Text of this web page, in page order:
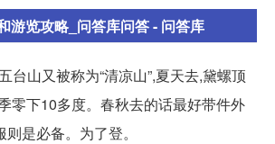
游览攻略_问答库问答 - 问答库
台山又被称为“清凉山”,夏天去,黛螺顶
下10多度。春秋去的话最好带件外
是必备。为了登。